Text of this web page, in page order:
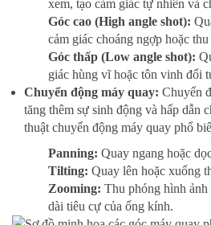
xem, tạo cảm giác tự nhiên và
Góc cao (High angle shot):
cảm giác choáng ngợp hoặc
Góc thấp (Low angle shot):
giác hùng vĩ hoặc tôn vinh đối
Chuyển động máy quay: Chuyển
tăng thêm sự sinh động và hấp dẫn
thuật chuyển động máy quay phổ
Panning: Quay ngang hoặc
Tilting: Quay lên hoặc xuống
Zooming: Thu phóng hình
dài tiêu cự của ống kính.